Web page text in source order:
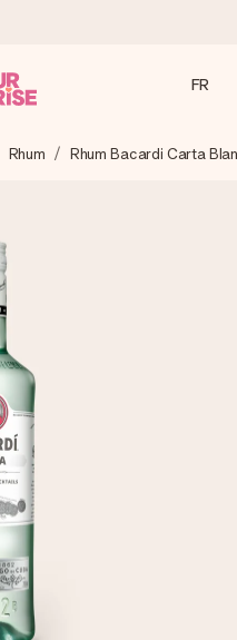
attention et l’envoyons
avis)
clients nous attribuent
(total de tous les
quelques étapes – avec
qui touche le cœur.
pour le moment idéal.
FR
Rhum Rhum Bacardi Carta